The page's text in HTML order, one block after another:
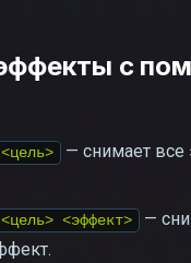
с
— снимает
<эффект>
—